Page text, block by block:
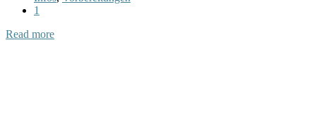
1
Read more